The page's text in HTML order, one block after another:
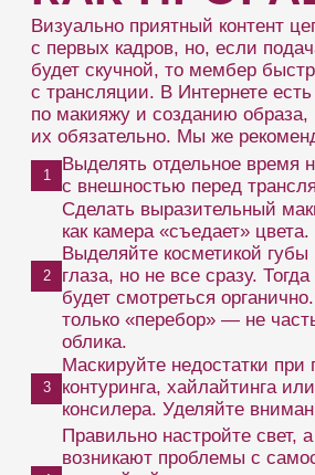
ИДЕИ ДЛЯ
СОЗДАНИЯ
ОБРАЗА
И КРЕАТИВНОГО
ШОУ
Оригинальный образ и поведение может
сделать вас популярным очень быстро.
Создавайте и чередуйте образы, которые
больше всего нравятся мемберам.
Baby face
Милая девушка, которая строит из себя
недотрогу, смущается от откровенностей
и опускает глаза «в пол». Такую малышку
хочется завоевать, заманить в приват, показать
ей все грани удовольствия. Подойдет хрупким
девушкам, которые с легкостью вживается
в роль первокурсницы.
Одежда гольфы, короткие юбочки в складку,
милые хвостики, белая рубашка, шортики
и топы.
Мейкап:минимум косметики. Только тушь
на ресницах и блеск для губ.
Улыбчивая студентка